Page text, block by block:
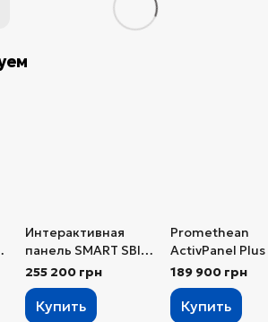
Интерактивная
панель SMART SBID-
MX286-V4
255 200 грн
Купить
Promethean
ActivPanel Plus
86″ с OPS-м
189 900 грн
Купить